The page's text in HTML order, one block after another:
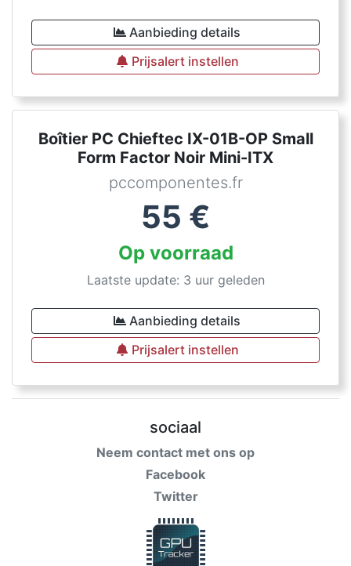
Aanbieding details
Prijsalert instellen
Boîtier PC Chieftec IX-01B-OP Small
Form Factor Noir Mini-ITX
pccomponentes.fr
55 €
Op voorraad
Laatste update: 3 uur geleden
Aanbieding details
Prijsalert instellen
sociaal
Neem contact met ons op
Facebook
Twitter